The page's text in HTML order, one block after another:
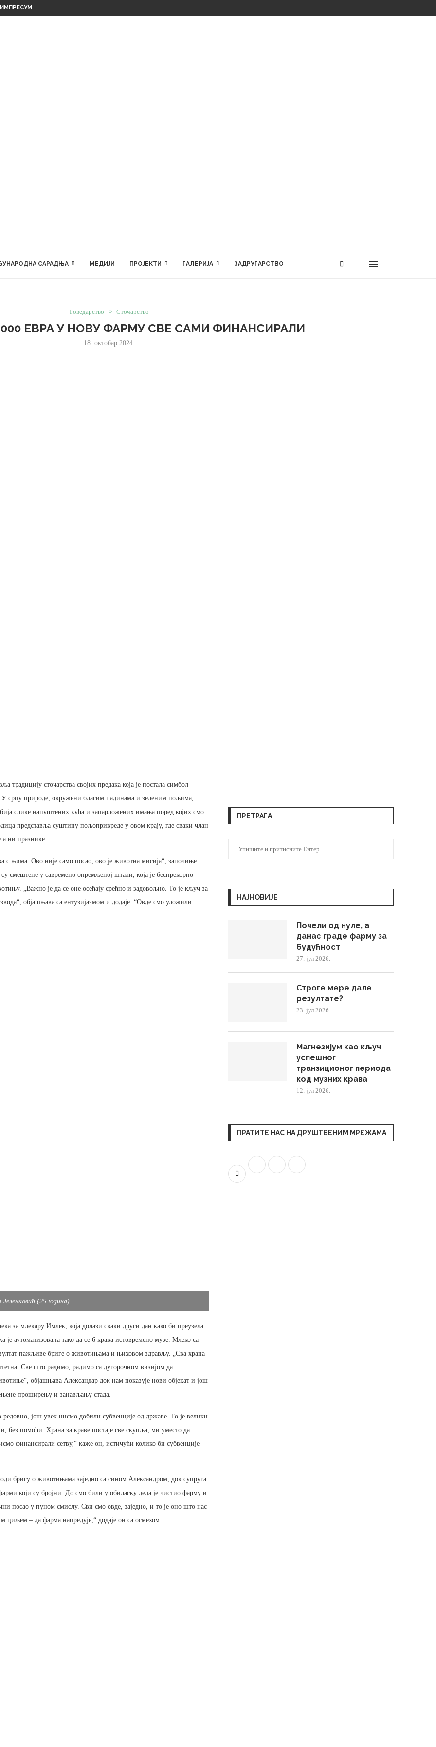
ИМПРЕСУМ
САРАДЊА МЕДИЈИ ПРОЈЕКТИ ГАЛЕРИЈА ЗАДРУГАРСТВО
Говедарство Сточарство
ЕВРА У НОВУ ФАРМУ СВЕ САМИ ФИНАНСИРАЛИ
18. октобар 2024.
традицију сточарства својих предака која је постала симбол
срцу природе, окружени благим падинама и зеленим пољима,
слике напуштених кућа и запарложених имања поред којих смо
представља суштину пољопривреде у овом крају, где сваки члан
а ни празнике.
с њима. Ово није само посао, ово је животна мисија“, започиње
смештене у савремено опремљеној штали, која је беспрекорно
„Важно је да се оне осећају срећно и задовољно. То је кључ за
објашњава са ентузијазмом и додаје: “Овде смо уложили
Јеленковић (25 година)
за млекару Имлек, која долази сваки други дан како би преузела
аутоматизована тако да се 6 крава истовремено музе. Млеко са
пажљиве бриге о животињама и њиховом здрављу. „Сва храна
Све што радимо, радимо са дугорочном визијом да
објашњава Александар док нам показује нови објекат и још
проширењу и занављању стада.
још увек нисмо добили субвенције од државе. То је велики
без помоћи. Храна за краве постаје све скупља, ми уместо да
финансирали сетву,“ каже он, истичући колико би субвенције
бригу о животињама заједно са сином Александром, док супруга
који су бројни. До смо били у обиласку деда је чистио фарму и
посао у пуном смислу. Сви смо овде, заједно, и то је оно што нас
циљем – да фарма напредује,“ додаје он са осмехом.
ПРЕТРАГА
НАЈНОВИЈЕ
Почели од нуле, а
данас граде фарму за
будућност
27. јул 2026.
Строге мере дале
резултате?
23. јул 2026.
Магнезијум као кључ
успешног
транзиционог периода
код музних крава
12. јул 2026.
ПРАТИТЕ НАС НА ДРУШТВЕНИМ МРЕЖАМА